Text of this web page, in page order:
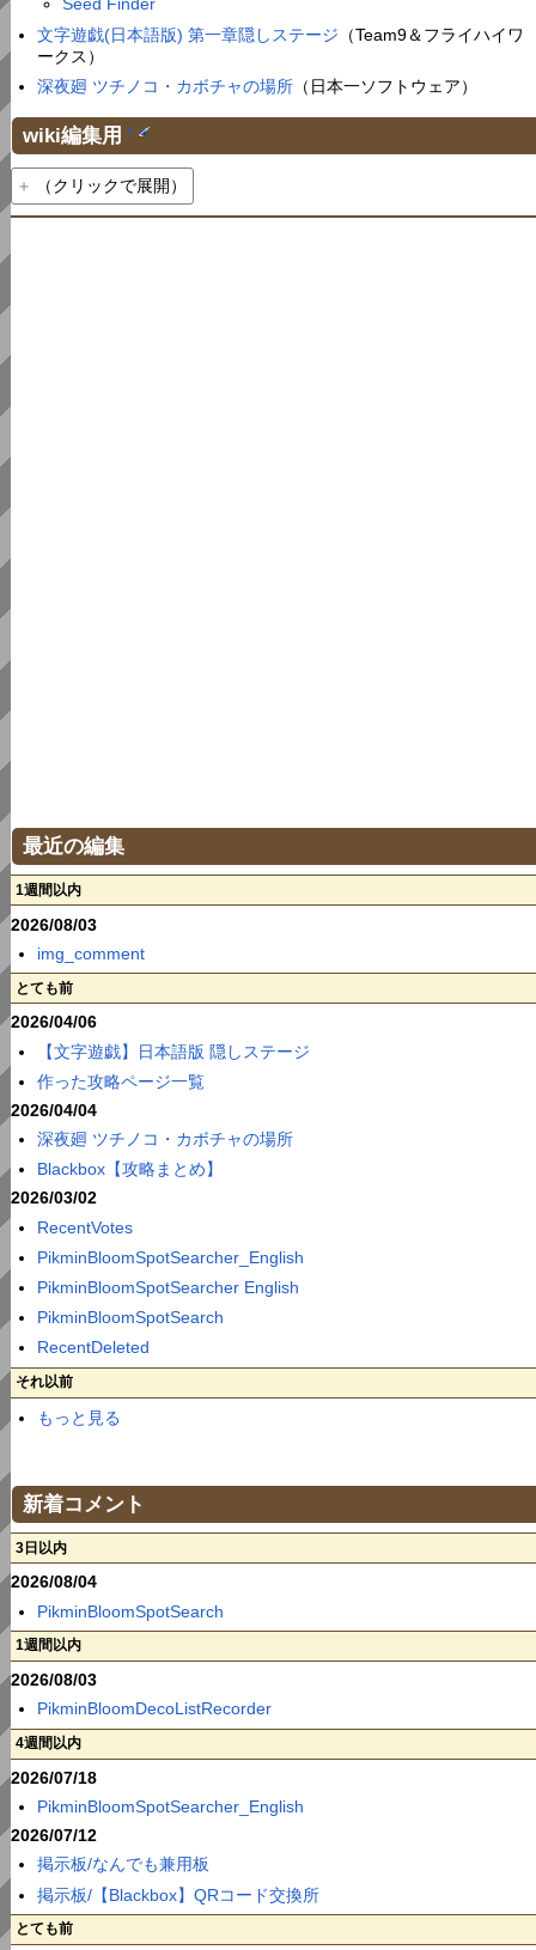
Seed Finder
文字遊戯(日本語版) 第一章隠しステージ （Team9＆フライハイワ
ークス）
深夜廻 ツチノコ・カボチャの場所（日本一ソフトウェア）
wiki編集用 †
（クリックで展開）
最近の編集
1週間以内
2026/08/03
img_comment
とても前
2026/04/06
【文字遊戯】日本語版 隠しステージ
作った攻略ページ一覧
2026/04/04
深夜廻 ツチノコ・カボチャの場所
Blackbox【攻略まとめ】
2026/03/02
RecentVotes
PikminBloomSpotSearcher_English
PikminBloomSpotSearcher English
PikminBloomSpotSearch
RecentDeleted
それ以前
もっと見る
新着コメント
3日以内
2026/08/04
PikminBloomSpotSearch
1週間以内
2026/08/03
PikminBloomDecoListRecorder
4週間以内
2026/07/18
PikminBloomSpotSearcher_English
2026/07/12
掲示板/なんでも兼用板
掲示板/【Blackbox】QRコード交換所
とても前